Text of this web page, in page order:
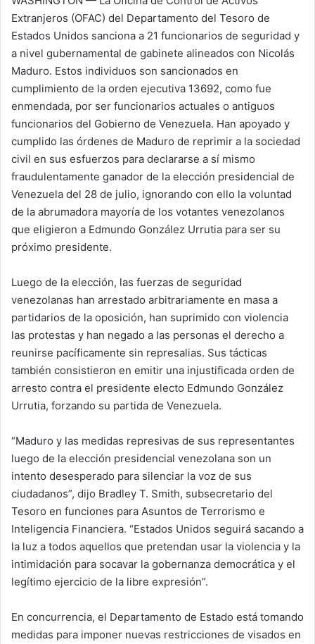
Extranjeros (OFAC) del Departamento del Tesoro de
Estados Unidos sanciona a 21 funcionarios de seguridad y
a nivel gubernamental de gabinete alineados con Nicolás
Maduro. Estos individuos son sancionados en
cumplimiento de la orden ejecutiva 13692, como fue
enmendada, por ser funcionarios actuales o antiguos
funcionarios del Gobierno de Venezuela. Han apoyado y
cumplido las órdenes de Maduro de reprimir a la sociedad
civil en sus esfuerzos para declararse a sí mismo
fraudulentamente ganador de la elección presidencial de
Venezuela del 28 de julio, ignorando con ello la voluntad
de la abrumadora mayoría de los votantes venezolanos
que eligieron a Edmundo González Urrutia para ser su
próximo presidente.
Luego de la elección, las fuerzas de seguridad
venezolanas han arrestado arbitrariamente en masa a
partidarios de la oposición, han suprimido con violencia
las protestas y han negado a las personas el derecho a
reunirse pacíficamente sin represalias. Sus tácticas
también consistieron en emitir una injustificada orden de
arresto contra el presidente electo Edmundo González
Urrutia, forzando su partida de Venezuela.
“Maduro y las medidas represivas de sus representantes
luego de la elección presidencial venezolana son un
intento desesperado para silenciar la voz de sus
ciudadanos”, dijo Bradley T. Smith, subsecretario del
Tesoro en funciones para Asuntos de Terrorismo e
Inteligencia Financiera. “Estados Unidos seguirá sacando a
la luz a todos aquellos que pretendan usar la violencia y la
intimidación para socavar la gobernanza democrática y el
legítimo ejercicio de la libre expresión”.
En concurrencia, el Departamento de Estado está tomando
medidas para imponer nuevas restricciones de visados en